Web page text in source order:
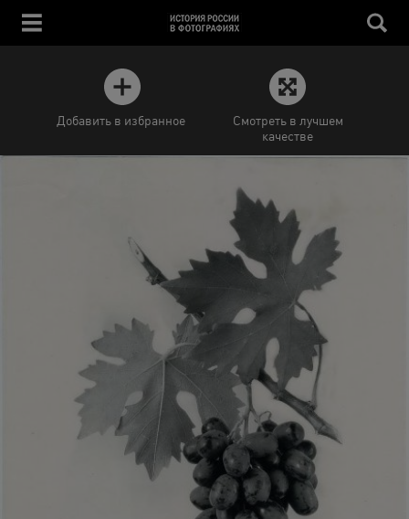
Добавить в избранное
Смотреть в лучшем
качестве